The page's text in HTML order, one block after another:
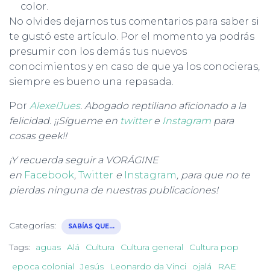
color.
No olvides dejarnos tus comentarios para saber si
te gustó este artículo. Por el momento ya podrás
presumir con los demás tus nuevos
conocimientos y en caso de que ya los conocieras,
siempre es bueno una repasada.
Por AlexelJues. Abogado reptiliano aficionado a la
felicidad. ¡¡Sígueme en twittere Instagram para
cosas geek!!
¡Y recuerda seguir a VORÁGINE
en Facebook, Twitter e Instagram, para que no te
pierdas ninguna de nuestras publicaciones!
Categorías: SABÍAS QUE...
Tags: aguas Alá Cultura Cultura general
Cultura pop
epoca colonial
Jesús Leonardo da Vinci ojalá
RAE